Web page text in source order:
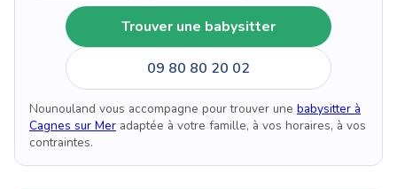
Trouver une babysitter
09 80 80 20 02
Nounouland vous accompagne pour trouver une babysitter à
Cagnes sur Mer adaptée à votre famille, à vos horaires, à vos
contraintes.